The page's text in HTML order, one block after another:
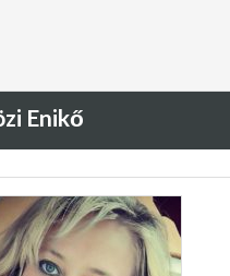
Enikő